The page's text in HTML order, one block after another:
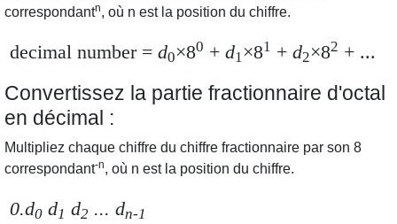
correspondantn, où n est la position du chiffre.
decimal number = d0×80 + d1×81 + d2×82 + ...
Convertissez la partie fractionnaire d'octal
en décimal :
Multipliez chaque chiffre du chiffre fractionnaire par son 8
correspondant-n, où n est la position du chiffre.
0.d0 d1 d2 ... dn-1